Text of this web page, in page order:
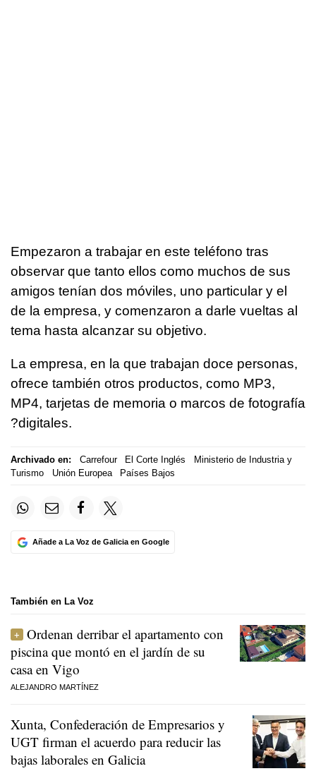
Empezaron a trabajar en este teléfono tras
observar que tanto ellos como muchos de sus
amigos tenían dos móviles, uno particular y el
de la empresa, y comenzaron a darle vueltas al
tema hasta alcanzar su objetivo.
La empresa, en la que trabajan doce personas,
ofrece también otros productos, como MP3,
MP4, tarjetas de memoria o marcos de fotografía
?digitales.
Archivado en: Carrefour El Corte Inglés
Ministerio de Industria y
Turismo
Unión Europea Países Bajos
Añade a La Voz de Galicia en Google
También en La Voz
Ordenan derribar el apartamento con
piscina que montó en el jardín de su
casa en Vigo
ALEJANDRO MARTÍNEZ
Xunta, Confederación de Empresarios y
UGT firman el acuerdo para reducir las
bajas laborales en Galicia